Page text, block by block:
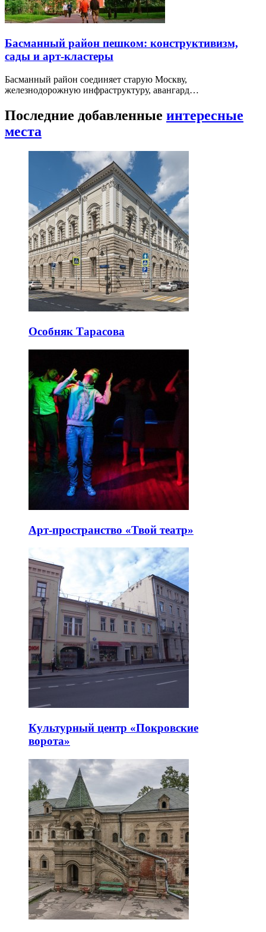
Басманный район пешком: конструктивизм,
сады и арт-кластеры
Басманный район соединяет старую Москву,
железнодорожную инфраструктуру, авангард…
Последние добавленные интересные
места
Особняк Тарасова
Арт-пространство «Твой театр»
Культурный центр «Покровские
ворота»